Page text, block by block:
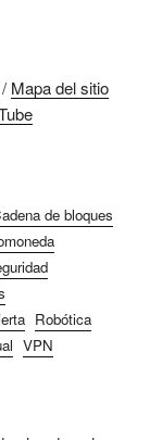
/ Mapa del sitio
de bloques
Robótica
VPN